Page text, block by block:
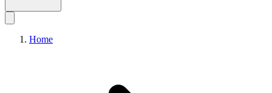
Home